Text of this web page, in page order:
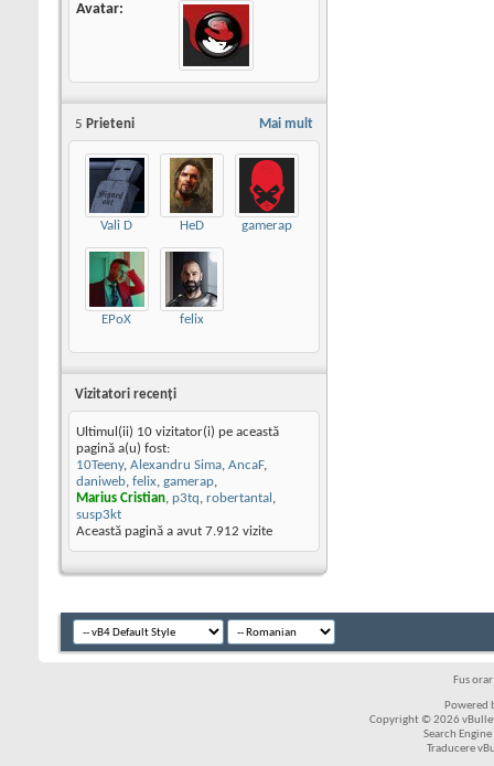
Avatar
Mai mult
5 Prieteni
Vali D HeD gamerap
EPoX felix
Vizitatori recenţi
Ultimul(ii) 10 vizitator(i) pe această
pagină a(u) fost:
10Teeny, Alexandru Sima, AncaF,
daniweb, felix, gamerap,
Marius Cristian, p3tq, robertantal ,
susp3kt
Această pagină a avut 7.912 vizite
Fus
Powered
Copyright © 2026
Search
Traducere